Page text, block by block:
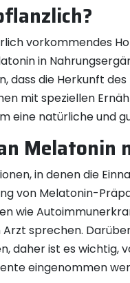
vorkommendes
in
dass die Herkunft
mit speziellen
eine natürliche und
Melatonin
in denen die
von Melatonin-
wie
sprechen.
daher ist es wichtig,
eingenommen